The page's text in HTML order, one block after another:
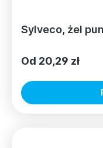
Sylveco, żel
Od 20,29 zł